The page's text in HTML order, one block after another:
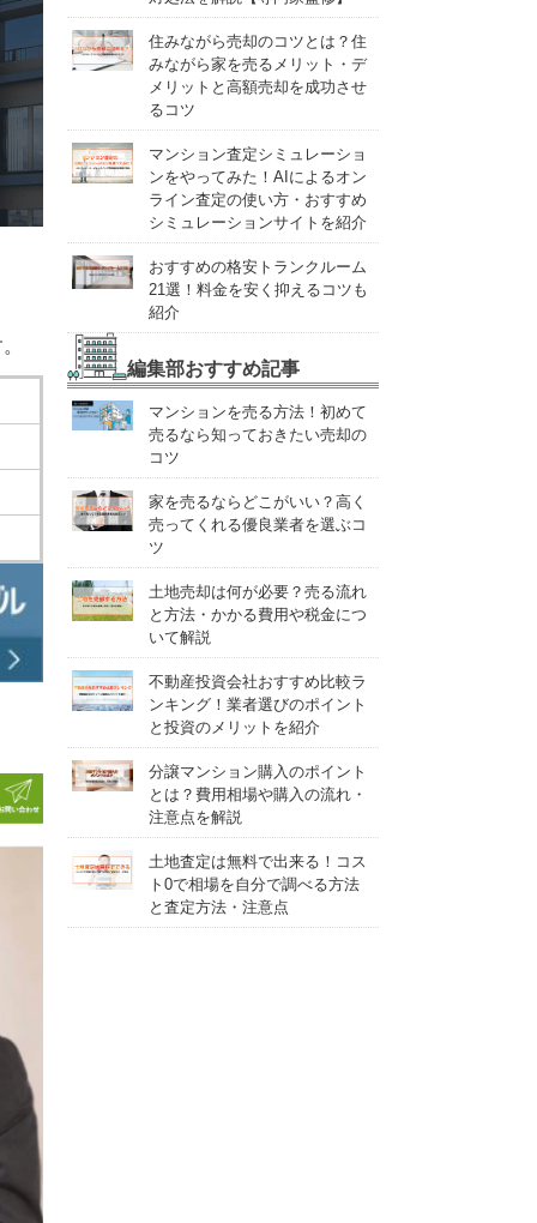
住みながら売却のコツとは？住
みながら家を売るメリット・デ
メリットと高額売却を成功させ
るコツ
マンション査定シミュレーショ
ンをやってみた！AIによるオン
ライン査定の使い方・おすすめ
シミュレーションサイトを紹介
おすすめの格安トランクルーム
21選！料金を安く抑えるコツも
紹介
編集部おすすめ記事
マンションを売る方法！初めて
売るなら知っておきたい売却の
コツ
家を売るならどこがいい？高く
売ってくれる優良業者を選ぶコ
ツ
土地売却は何が必要？売る流れ
と方法・かかる費用や税金につ
いて解説
不動産投資会社おすすめ比較ラ
ンキング！業者選びのポイント
と投資のメリットを紹介
分譲マンション購入のポイント
とは？費用相場や購入の流れ・
注意点を解説
土地査定は無料で出来る！コス
ト0で相場を自分で調べる方法
と査定方法・注意点